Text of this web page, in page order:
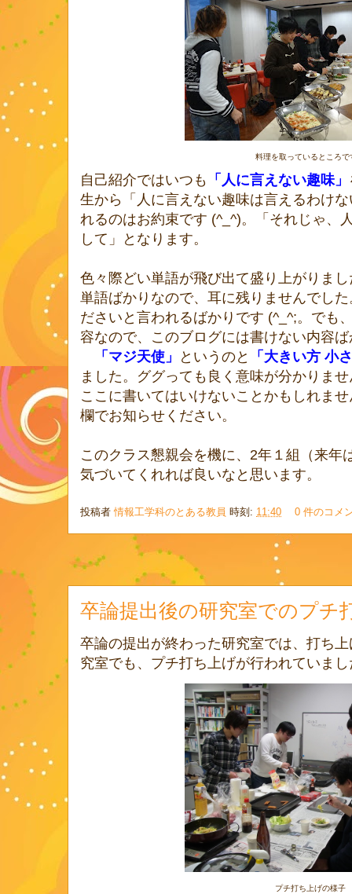
料理を取っているところで
自己紹介ではいつも 「人に言えない趣味」
生から「人に言えない趣味は言えるわけ
れるのはお約束です (^_^)。「それじゃ、
して」となります。
色々際どい単語が飛び出て盛り上がりま
単語ばかりなので、耳に残りませんでし
ださいと言われるばかりです (^_^;。でも
容なので、このブログには書けない内容
「マジ天使」
というのと
「大きい方 小
ました。ググっても良く意味が分かりま
ここに書いてはいけないことかもしれま
欄でお知らせください。
このクラス懇親会を機に、2年１組（来年
気づいてくれれば良いなと思います。
投稿者情報工学科のとある教員 時刻: 11:40 0 件のコメ
卒論提出後の研究室でのプチ
卒論の提出が終わった研究室では、打ち
究室でも、プチ打ち上げが行われていまし
プチ打ち上げの様子